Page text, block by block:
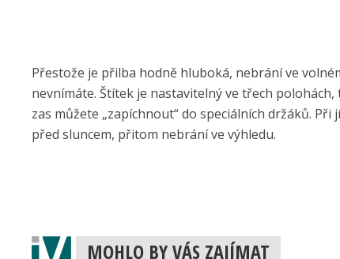
Přestože je přilba hodně hluboká, nebrání ve
nevnímáte. Štítek je nastavitelný ve třech
zas můžete „zapíchnout“ do speciálních držáků.
před sluncem, přitom nebrání ve výhledu.
MOHLO BY VÁS ZAJÍMAT